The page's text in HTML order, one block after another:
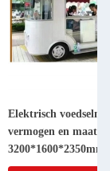
Elektrisch
vermogen en
3200*1600*2350mm